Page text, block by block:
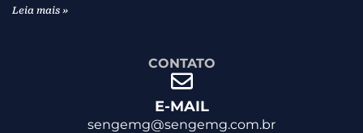
Leia mais »
CONTATO
E-MAIL
sengemg@sengemg.com.br